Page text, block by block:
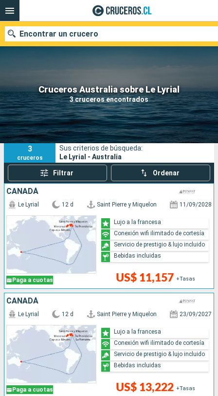
Cruceros Australia sobre Le Lyrial
3 cruceros encontrados
Encontrar un crucero
Nuestros destinos
Fecha de salida
Puertos Compañías
3
cruceros
Sus criterios de búsqueda:
Le Lyrial - Australia
Filtrar Ordenar
CANADÁ
Paga a cuotas
Le Lyrial 12 d Saint Pierre y Miquelon 11/09/2028
US$ 11,157 +Tasas
Lujo a la francesa
Conexión wifi ilimitado de cortesía
Servicio de prestigio & lujo incluido
Bebidas incluidas
CANADÁ
Paga a cuotas
Le Lyrial 12 d Saint Pierre y Miquelon 23/09/2027
US$ 13,222 +Tasas
Lujo a la francesa
Conexión wifi ilimitado de cortesía
Servicio de prestigio & lujo incluido
Bebidas incluidas